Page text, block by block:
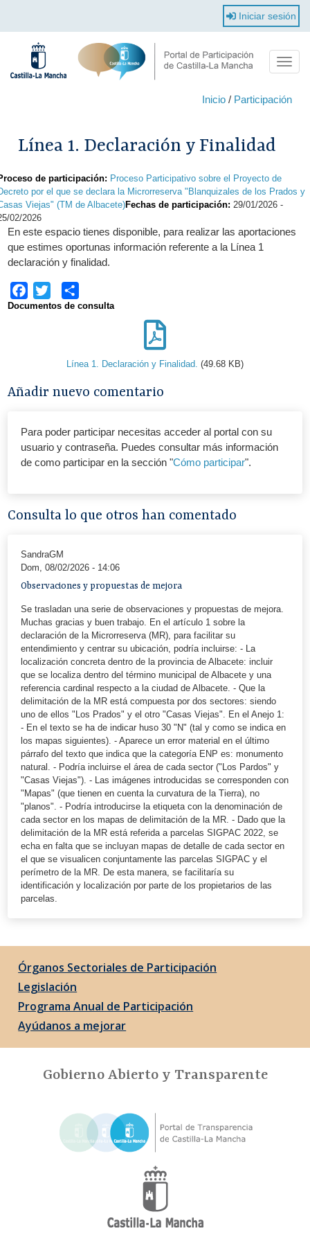
contenido
principal
Toggle
Iniciar sesión
Inicio/ Participación
Línea 1. Declaración y Finalidad
de participación: Proceso Participativo sobre el Proyecto de
por el que se declara la Microrreserva "Blanquizales de los Prados y
Viejas" (TM de Albacete)Fechas de participación:29/01/2026 -
02/2026
En este espacio tienes disponible, para realizar las aportaciones
que estimes oportunas información referente a la Línea 1
declaración y finalidad.
Facebook
Twitter
Documentos de consulta
Línea 1. Declaración y Finalidad. (49.68 KB)
Añadir nuevo comentario
Para poder participar necesitas acceder al portal con su
usuario y contraseña. Puedes consultar más información
de como participar en la sección "Cómo participar".
Consulta lo que otros han comentado
SandraGM
Dom, 08/02/2026 - 14:06
Observaciones y propuestas de mejora
Se trasladan una serie de observaciones y propuestas de mejora.
Muchas gracias y buen trabajo. En el artículo 1 sobre la
declaración de la Microrreserva (MR), para facilitar su
entendimiento y centrar su ubicación, podría incluirse: - La
localización concreta dentro de la provincia de Albacete: incluir
que se localiza dentro del término municipal de Albacete y una
referencia cardinal respecto a la ciudad de Albacete. - Que la
delimitación de la MR está compuesta por dos sectores: siendo
uno de ellos "Los Prados" y el otro "Casas Viejas". En el Anejo 1:
- En el texto se ha de indicar huso 30 "N" (tal y como se indica en
los mapas siguientes). - Aparece un error material en el último
párrafo del texto que indica que la categoría ENP es: monumento
natural. - Podría incluirse el área de cada sector ("Los Pardos" y
"Casas Viejas"). - Las imágenes introducidas se corresponden con
"Mapas" (que tienen en cuenta la curvatura de la Tierra), no
"planos". - Podría introducirse la etiqueta con la denominación de
cada sector en los mapas de delimitación de la MR. - Dado que la
delimitación de la MR está referida a parcelas SIGPAC 2022, se
echa en falta que se incluyan mapas de detalle de cada sector en
el que se visualicen conjuntamente las parcelas SIGPAC y el
perímetro de la MR. De esta manera, se facilitaría su
identificación y localización por parte de los propietarios de las
parcelas.
Órganos Sectoriales de Participación
Legislación
Programa Anual de Participación
Ayúdanos a mejorar
Gobierno Abierto y Transparente